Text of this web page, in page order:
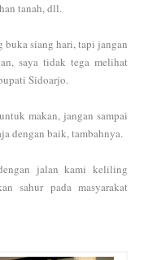
tanah, dll.
buka siang hari, tapi jangan
saya tidak tega melihat
Sidoarjo.
makan, jangan sampai
dengan baik, tambahnya.
jalan kami keliling
sahur pada masyarakat